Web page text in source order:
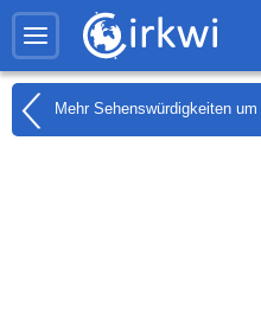
Mehr Sehenswürdigkeiten um